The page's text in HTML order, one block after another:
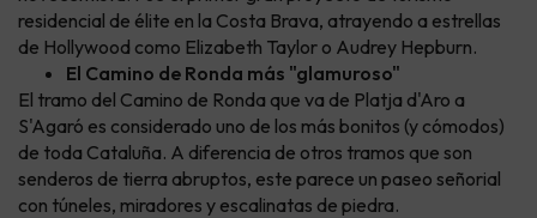
residencial de élite en la Costa Brava, atrayendo a estrellas
de Hollywood como Elizabeth Taylor o Audrey Hepburn.
El Camino de Ronda más "glamuroso"
El tramo del Camino de Ronda que va de Platja d'Aro a
S'Agaró es considerado uno de los más bonitos (y cómodos)
de toda Cataluña. A diferencia de otros tramos que son
senderos de tierra abruptos, este parece un paseo señorial
con túneles, miradores y escalinatas de piedra.